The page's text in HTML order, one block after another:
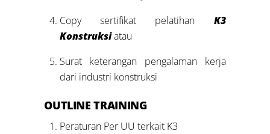
Copy sertifikat pelatihan K3
Konstruksiatau
Surat keterangan pengalaman kerja
dari industri konstruksi
OUTLINETRAINING
Peraturan Per UU terkait K3